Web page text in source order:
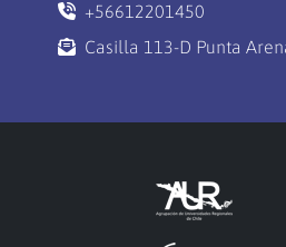
+56612201450
Casilla 113-D Punta